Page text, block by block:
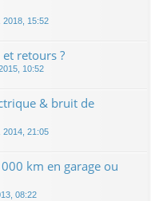
2018, 15:52
retours ?
10:52
& bruit de
2014, 21:05
km en garage ou
08:22